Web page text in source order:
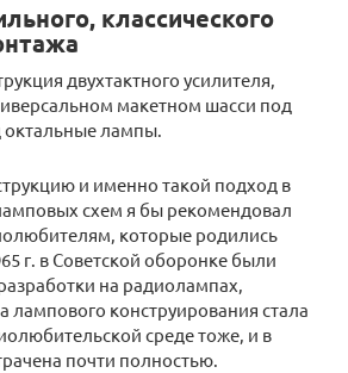
классического
двухтактного усилителя,
макетном шасси под
октальные лампы.
и именно такой подход в
схем я бы рекомендовал
которые родились
г. в Советской оборонке были
на радиолампах,
лампового конструирования стала
среде тоже, и в
почти полностью.